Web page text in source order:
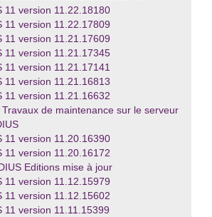
11 version 11.22.18180
11 version 11.22.17809
11 version 11.21.17609
11 version 11.21.17345
11 version 11.21.17141
11 version 11.21.16813
11 version 11.21.16632
Travaux de maintenance sur le serveur
11 version 11.20.16390
11 version 11.20.16172
Editions mise à jour
11 version 11.12.15979
11 version 11.12.15602
11 version 11.11.15399